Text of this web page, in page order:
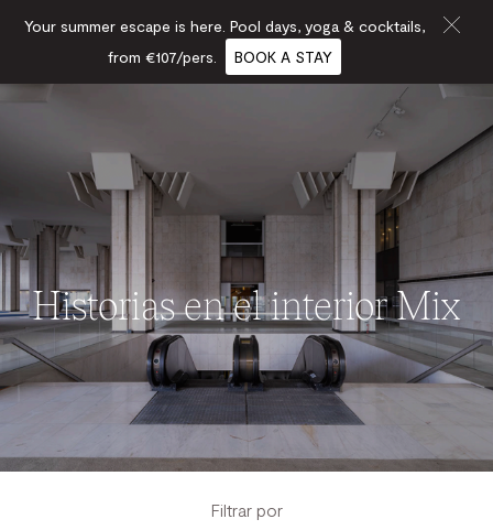
Historias en el interior Mix
Filtrar por
Your summer escape is here. Pool days, yoga & cocktails,
from €107/pers.
BOOK A STAY